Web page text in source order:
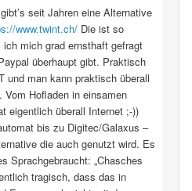
seit Jahren eine Alternative
www.twint.ch/Die ist so
mich grad ernsthaft gefragt
überhaupt gibt. Praktisch
und man kann praktisch überall
Vom Hofladen in einsamen
eigentlich überall Internet ;-))
bis zu Digitec/Galaxus –
die auch genutzt wird. Es
Sprachgebraucht: „Chasches
tragisch, dass das in